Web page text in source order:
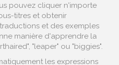
pouvez cliquer n'importe
titres et obtenir
et des exemples
manière d'apprendre la
"leaper" ou "biggies".
les expressions